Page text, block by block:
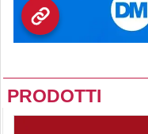
PRODOTTI